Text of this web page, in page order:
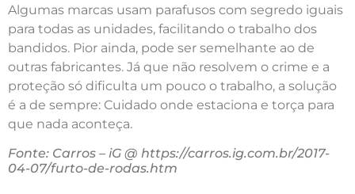
Algumas marcas usam parafusos com segredo iguais
para todas as unidades, facilitando o trabalho dos
bandidos. Pior ainda, pode ser semelhante ao de
outras fabricantes. Já que não resolvem o crime e a
proteção só dificulta um pouco o trabalho, a solução
é a de sempre: Cuidado onde estaciona e torça para
que nada aconteça.
Fonte: Carros – iG @ https://carros.ig.com.br/2017-
04-07/furto-de-rodas.htm